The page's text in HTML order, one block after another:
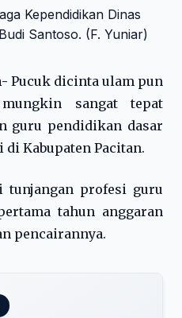
Pucuk dicinta ulam pun
sangat tepat
guru pendidikan dasar
Kabupaten Pacitan.
tunjangan profesi guru
tahun anggaran
pencairannya.